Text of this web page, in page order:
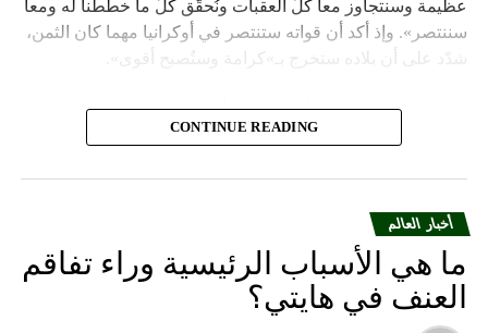
عظيمة وسنتجاوز معاً كلّ العقبات ونُحقّق كلّ ما خطّطنا له ومعاً
سننتصر». وإذ أكد أن قواته ستنتصر في أوكرانيا مهما كان الثمن،
شدّد على أن بلاده ستخرج بـ»كرامة وستُصبح أقوى».
واعتبر «القيصر» من قاعة «سانت أندروز» في الكرملين، حيث
استُقبل بتصفيق حار من المسؤولين الروس وأبرز الشخصيات
هائل ومسؤولية ومهمّة مقدّسة».
وبعدما وقف بمفرده تحت المطر بينما شاهد عرضاً عسكريّاً،
باركه رئيس الكنيسة الأرثوذكسية الروسية البطريرك كيريل الذي
قال: «فليكن الله في عونك لمواصلة المهمّة التي سخّرك لها»،
مشبّهاً بوتين بالحاكم في العصور الوسطى ألكسندر نيفسكي
CONTINUE READING
أخبار العالم
ما هي الأسباب الرئيسية وراء تفاقم
العنف في هايتي؟